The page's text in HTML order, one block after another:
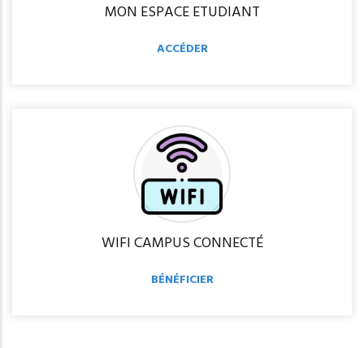
MON ESPACE ETUDIANT
ACCÉDER
WIFI CAMPUS CONNECTÉ
BÉNÉFICIER